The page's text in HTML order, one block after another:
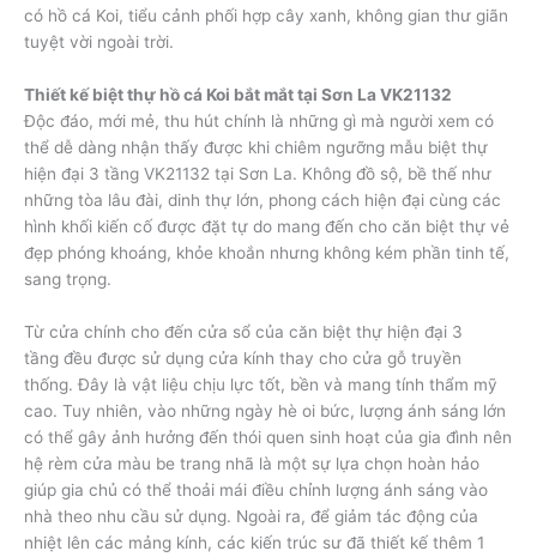
có hồ cá Koi, tiểu cảnh phối hợp cây xanh, không gian thư giãn
tuyệt vời ngoài trời.
Thiết kế biệt thự hồ cá Koi bắt mắt tại Sơn La VK21132
Độc đáo, mới mẻ, thu hút chính là những gì mà người xem có
thể dễ dàng nhận thấy được khi chiêm ngưỡng mẫu biệt thự
hiện đại 3 tầng VK21132 tại Sơn La. Không đồ sộ, bề thế như
những tòa lâu đài, dinh thự lớn, phong cách hiện đại cùng các
hình khối kiến cố được đặt tự do mang đến cho căn biệt thự vẻ
đẹp phóng khoáng, khỏe khoắn nhưng không kém phần tinh tế,
sang trọng.
Từ cửa chính cho đến cửa sổ của căn biệt thự hiện đại 3
tầng đều được sử dụng cửa kính thay cho cửa gỗ truyền
thống. Đây là vật liệu chịu lực tốt, bền và mang tính thẩm mỹ
cao. Tuy nhiên, vào những ngày hè oi bức, lượng ánh sáng lớn
có thể gây ảnh hưởng đến thói quen sinh hoạt của gia đình nên
hệ rèm cửa màu be trang nhã là một sự lựa chọn hoàn hảo
giúp gia chủ có thể thoải mái điều chỉnh lượng ánh sáng vào
nhà theo nhu cầu sử dụng. Ngoài ra, để giảm tác động của
nhiệt lên các mảng kính, các kiến trúc sư đã thiết kế thêm 1